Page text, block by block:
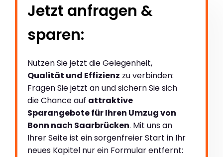
Jetzt anfragen &
sparen:
Nutzen Sie jetzt die Gelegenheit,
Qualität und Effizienz zu verbinden:
Fragen Sie jetzt an und sichern Sie sich
die Chance auf attraktive
Sparangebote für Ihren Umzug von
Bonn nach Saarbrücken. Mit uns an
Ihrer Seite ist ein sorgenfreier Start in Ihr
neues Kapitel nur ein Formular entfernt: